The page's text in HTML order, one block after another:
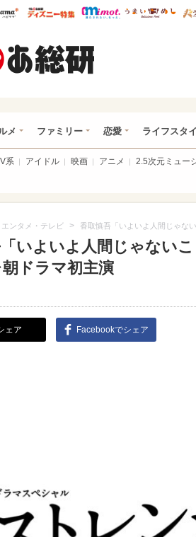
あ総研ハピママ* ウレぴあ総研 ディズニ
mimot. う
メ ファミリー 恋愛 ライフスタ
V系 アイドル 映画 アニメ 2.5次元ミュー
エンタメ・テレビ > 香取慎吾「いよいよ人間じゃな
いよいよ人間じゃない
ドラマ初主演
ェア Facebookでシェア